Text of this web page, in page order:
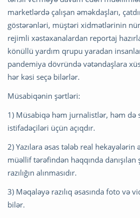
marketlərdə çalışan əməkdaşları,
göstərənləri, müştəri xidmətlərinin
rejimli xəstəxanalardan reportaj
könüllü yardım qrupu yaradan
pandemiya dövründə vətəndaşlara
hər kəsi seçə bilərlər.
Müsabiqənin şərtləri:
1) Müsabiqə həm jurnalistlər, həm də
istifadəçiləri üçün açıqdır.
2) Yazılara əsas tələb real hekayələrin
müəllif tərəfindən haqqında danışılan
razılığın alınmasıdır.
3) Məqaləyə razılıq əsasında foto və
bilər.